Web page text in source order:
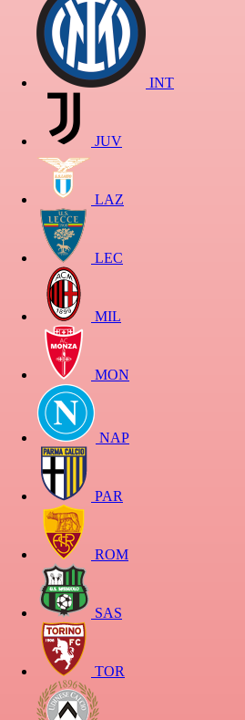
INT
JUV
LAZ
LEC
MIL
MON
NAP
PAR
ROM
SAS
TOR